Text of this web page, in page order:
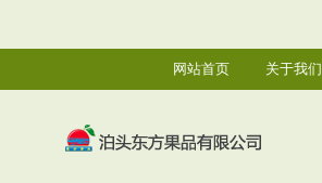
网站首页 关于我们